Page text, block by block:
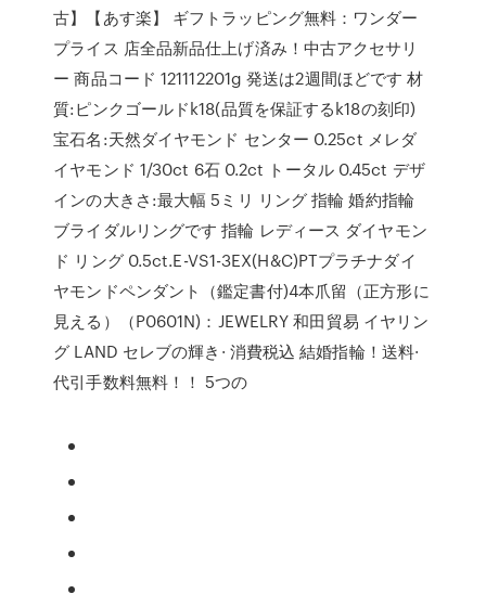
古】【あす楽】 ギフトラッピング無料：ワンダー
プライス 店全品新品仕上げ済み！中古アクセサリ
ー 商品コード 121112201g 発送は2週間ほどです 材
質:ピンクゴールドk18(品質を保証するk18の刻印)
宝石名:天然ダイヤモンド センター 0.25ct メレダ
イヤモンド 1/30ct 6石 0.2ct トータル 0.45ct デザ
インの大きさ:最大幅 5ミリ リング 指輪 婚約指輪
ブライダルリングです 指輪 レディース ダイヤモン
ド リング 0.5ct.E-VS1-3EX(H&C)PTプラチナダイ
ヤモンドペンダント（鑑定書付)4本爪留（正方形に
見える）（P0601N)：JEWELRY 和田貿易 イヤリン
グ LAND セレブの輝き· 消費税込 結婚指輪！送料·
代引手数料無料！！ 5つの